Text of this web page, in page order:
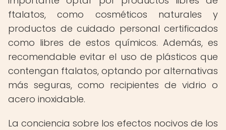
ftalatos, como cosméticos naturales y
productos de cuidado personal certificados
como libres de estos químicos. Además, es
recomendable evitar el uso de plásticos que
contengan ftalatos, optando por alternativas
más seguras, como recipientes de vidrio o
acero inoxidable.
La conciencia sobre los efectos nocivos de los